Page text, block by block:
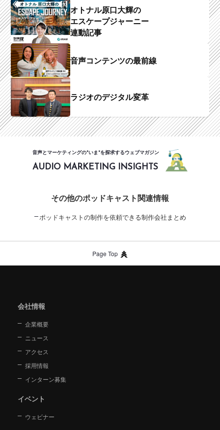
オトナル原口大輝の
エスケープジャーニー
連動記事
音声コンテンツの最前線
ラジオのデジタル変革
音声とマーケティングの"いま"を探求するウェブマガジン
AUDIO MARKETING INSIGHTS
その他のポッドキャスト関連情報
ポッドキャストの制作を依頼できる制作会社まとめ
Page Top
会社情報
企業概要
ニュース
アクセス
採用情報
インターン募集
イベント
ウェビナー